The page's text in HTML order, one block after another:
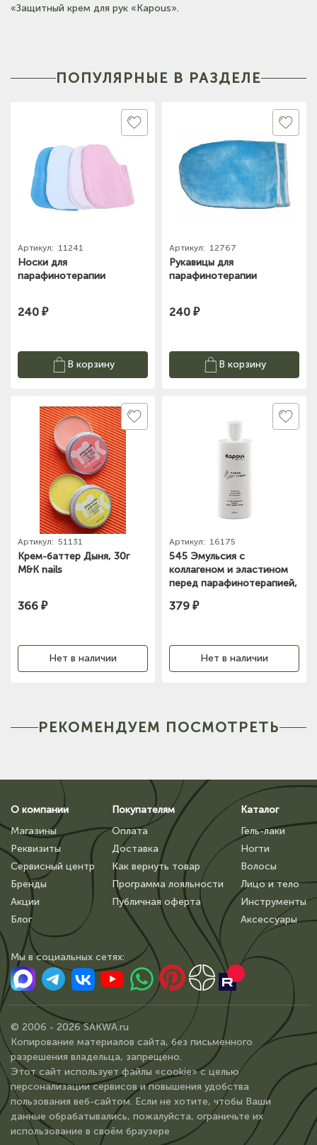
«Защитный крем для рук «Kapous».
ПОПУЛЯРНЫЕ В РАЗДЕЛЕ
Артикул: 11241
Носки для
парафинотерапии
240 ₽
В корзину
Артикул: 12767
Рукавицы для
парафинотерапии
240 ₽
В корзину
Артикул: 51131
Крем-баттер Дыня, 30г
M&K nails
366 ₽
Нет в наличии
Артикул: 16175
545 Эмульсия с
коллагеном и эластином
перед парафинотерапией,
379 ₽
Нет в наличии
РЕКОМЕНДУЕМ ПОСМОТРЕТЬ
О компании
Магазины
Реквизиты
Сервисный центр
Бренды
Акции
Блог
Покупателям
Оплата
Доставка
Как вернуть товар
Программа лояльности
Публичная оферта
Каталог
Гель-лаки
Ногти
Волосы
Лицо и тело
Инструменты
Аксессуары
Мы в сoциальных сетях:
© 2006 - 2026 SAKWA.ru
Копирование материалов сайта, без письменного
разрешения владельца, запрещено.
Этот сайт использует файлы «cookie» с целью
персонализации сервисов и повышения удобства
пользования веб-сайтом. Если не хотите, чтобы Ваши
данные обрабатывались, пожалуйста, ограничьте их
использование в своём браузере